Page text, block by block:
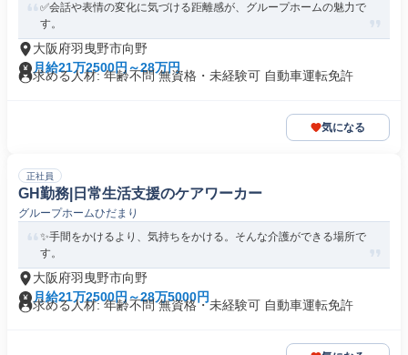
✅会話や表情の変化に気づける距離感が、グループホームの魅力で
す。
大阪府羽曳野市向野
月給21万2500円～28万円
求める人材: 年齢不問 無資格・未経験可 自動車運転免許
気になる
正社員
GH勤務|日常生活支援のケアワーカー
グループホームひだまり
✨手間をかけるより、気持ちをかける。そんな介護ができる場所で
す。
大阪府羽曳野市向野
月給21万2500円～28万5000円
求める人材: 年齢不問 無資格・未経験可 自動車運転免許